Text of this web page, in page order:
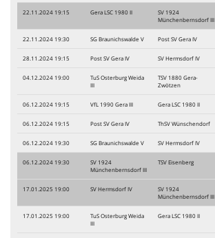
22.11.2024 19:15 Gera LSC 1980 II
SV 1924
Münchenbernsdorf III
22.11.2024 19:30 SG Braunichswalde V Post SV Gera IV
28.11.2024 19:15 Post SV Gera IV SV Hermsdorf IV
04.12.2024 19:00
TuS Osterburg Weida
III
TSV 1880 Gera-
Zwötzen
06.12.2024 19:15 VfL 1990 Gera III Gera LSC 1980 II
06.12.2024 19:15 Post SV Gera IV ThSV Wünschendorf
06.12.2024 19:30 SG Braunichswalde V SV Hermsdorf IV
06.12.2024 19:30
SV 1924
Münchenbernsdorf III
TSV Eisenberg
17.01.2025 19:00 SV Hermsdorf IV
SV 1924
Münchenbernsdorf III
17.01.2025 19:00
TuS Osterburg Weida
III
Gera LSC 1980 II